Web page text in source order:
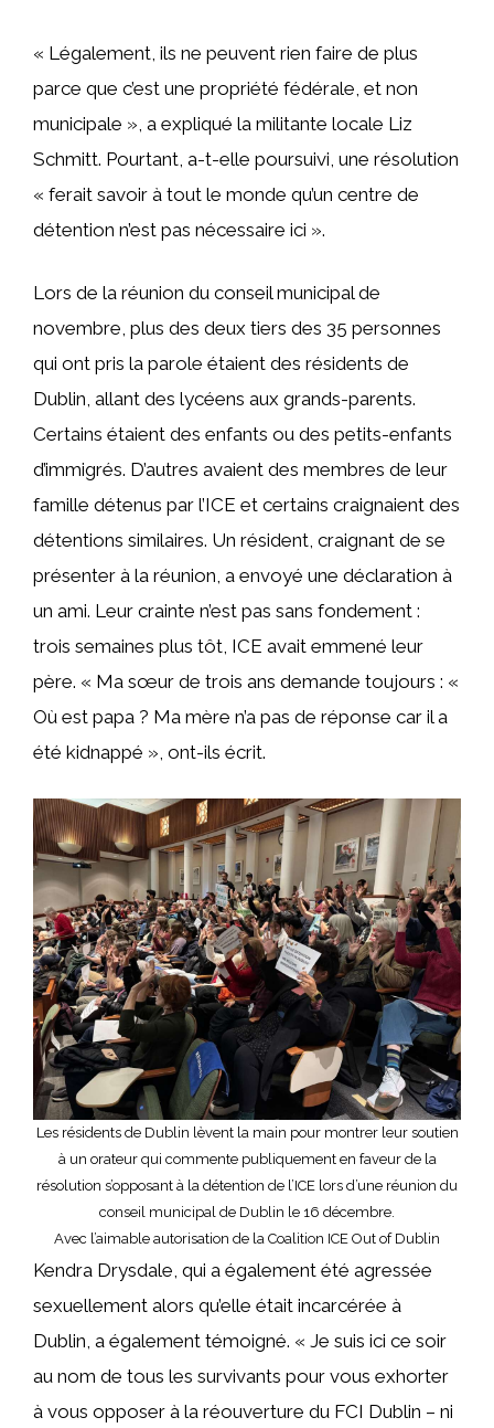
« Légalement, ils ne peuvent rien faire de plus
parce que c’est une propriété fédérale, et non
municipale », a expliqué la militante locale Liz
Schmitt. Pourtant, a-t-elle poursuivi, une résolution
« ferait savoir à tout le monde qu’un centre de
détention n’est pas nécessaire ici ».
Lors de la réunion du conseil municipal de
novembre, plus des deux tiers des 35 personnes
qui ont pris la parole étaient des résidents de
Dublin, allant des lycéens aux grands-parents.
Certains étaient des enfants ou des petits-enfants
d’immigrés. D’autres avaient des membres de leur
famille détenus par l’ICE et certains craignaient des
détentions similaires. Un résident, craignant de se
présenter à la réunion, a envoyé une déclaration à
un ami. Leur crainte n’est pas sans fondement :
trois semaines plus tôt, ICE avait emmené leur
père. « Ma sœur de trois ans demande toujours : «
Où est papa ? Ma mère n’a pas de réponse car il a
été kidnappé », ont-ils écrit.
Les résidents de Dublin lèvent la main pour montrer leur soutien
à un orateur qui commente publiquement en faveur de la
résolution s’opposant à la détention de l’ICE lors d’une réunion du
conseil municipal de Dublin le 16 décembre.
Avec l’aimable autorisation de la Coalition ICE Out of Dublin
Kendra Drysdale, qui a également été agressée
sexuellement alors qu’elle était incarcérée à
Dublin, a également témoigné. « Je suis ici ce soir
au nom de tous les survivants pour vous exhorter
à vous opposer à la réouverture du FCI Dublin – ni